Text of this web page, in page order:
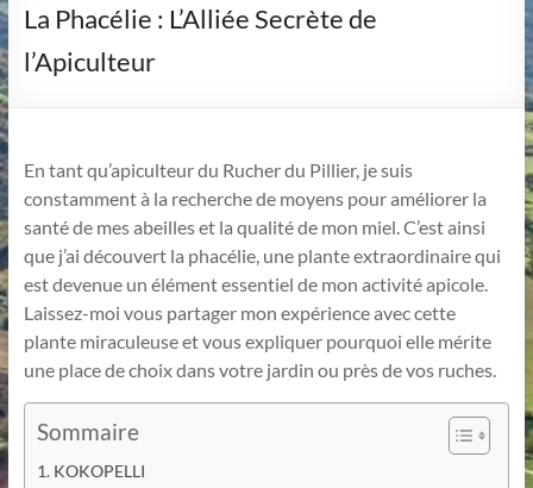
La Phacélie : L’Alliée Secrète de
l’Apiculteur
En tant qu’apiculteur du Rucher du Pillier, je suis
constamment à la recherche de moyens pour améliorer la
santé de mes abeilles et la qualité de mon miel. C’est ainsi
que j’ai découvert la phacélie, une plante extraordinaire qui
est devenue un élément essentiel de mon activité apicole.
Laissez-moi vous partager mon expérience avec cette
plante miraculeuse et vous expliquer pourquoi elle mérite
une place de choix dans votre jardin ou près de vos ruches.
Sommaire
KOKOPELLI